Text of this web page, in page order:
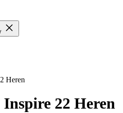
Heren
22 Heren